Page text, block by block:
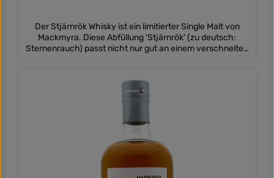
Der Stjärnrök Whisky ist ein limitierter Single Malt von
Mackmyra. Diese Abfüllung 'Stjärnrök' (zu deutsch:
Sternenrauch) passt nicht nur gut an einem verschneiten
Der Single Malt aus Schweden reifte in verschiedenen
Fassarten. Die verwendeten Fässer aus schwedischer
Eiche wurden mit Moltebeerenwein gesättigt, daneben
Beerige Noten, die ein wenig an Wacholder erinnern, dazu
zarter Rauch und krautige Noten prägen den Charakter
des Stjärnrök Single Malts. Eine spannende Kombination
dank eines außergewöhnlichen Fassmanagements -
gerne einmal selbst probieren!